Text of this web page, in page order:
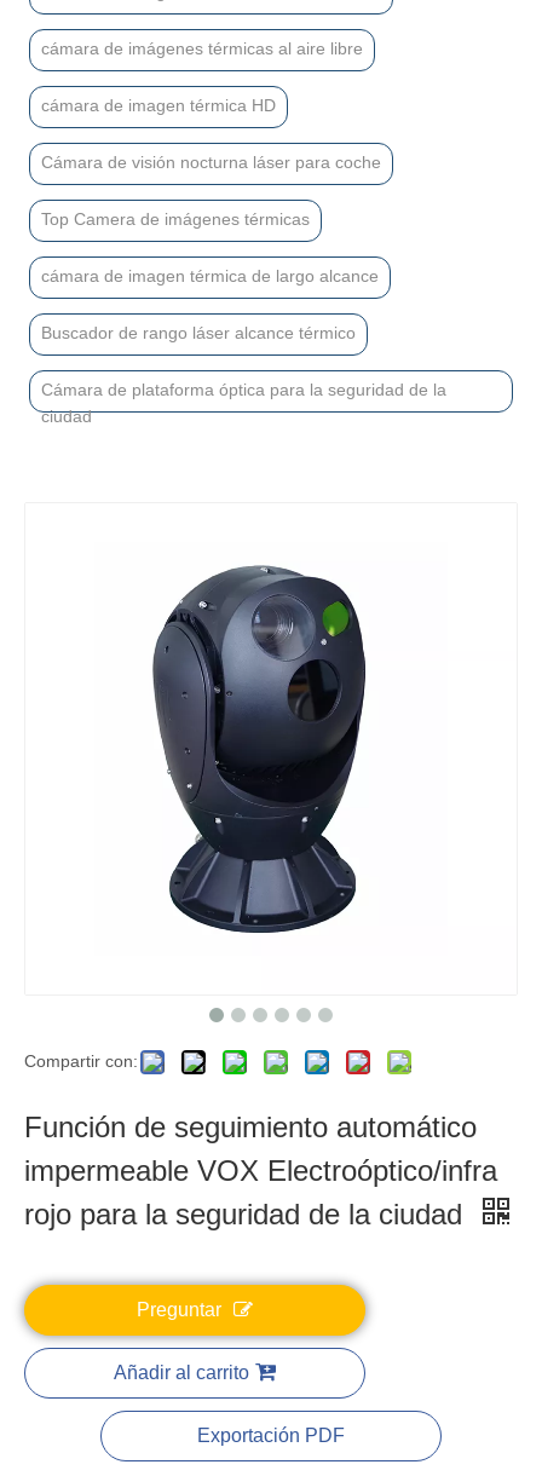
cámara de imágenes térmicas al aire libre
cámara de imagen térmica HD
Cámara de visión nocturna láser para coche
Top Camera de imágenes térmicas
cámara de imagen térmica de largo alcance
Buscador de rango láser alcance térmico
Cámara de plataforma óptica para la seguridad de la
ciudad
Compartir con:
Función de seguimiento automático
impermeable VOX Electroóptico/infra
rojo para la seguridad de la ciudad
Preguntar
Añadir al carrito
Exportación PDF